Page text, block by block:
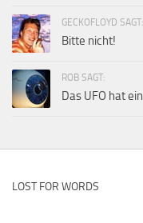
GECKOFLOYD SAGT:
Bitte nicht!
ROB SAGT:
Das UFO hat
LOST FOR WORDS